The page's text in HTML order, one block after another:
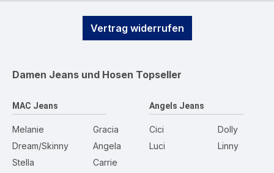
Vertrag widerrufen
Damen Jeans und Hosen Topseller
MAC Jeans
Melanie
Dream/Skinny
Stella
Gracia
Angela
Carrie
Angels Jeans
Cici
Luci
Dolly
Linny